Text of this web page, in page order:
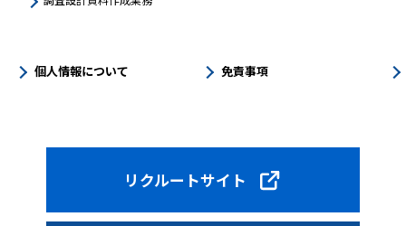
個人情報について 免責事項
リクルートサイト